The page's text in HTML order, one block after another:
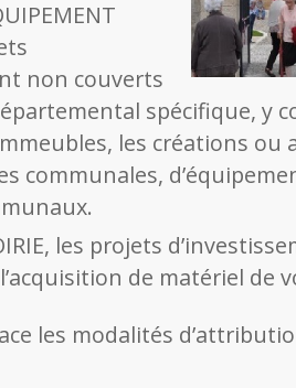
non couverts
spécifique, y
les créations ou
communales,
les projets
de matériel de
les modalités